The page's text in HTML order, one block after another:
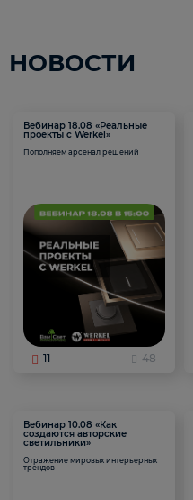
НОВОСТИ
Вебинар 18.08 «Реальные
проекты с Werkel»
Пополняем арсенал решений
11 48
Вебинар 10.08 «Как
создаются авторские
светильники»
Отражение мировых интерьерных
трендов